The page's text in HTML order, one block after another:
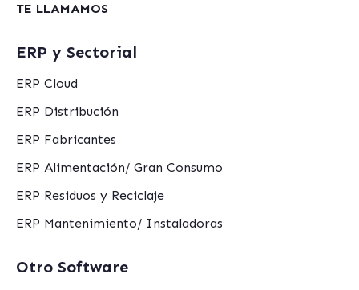
TE LLAMAMOS
ERP y Sectorial
ERP Cloud
ERP Distribución
ERP Fabricantes
ERP Alimentación/ Gran Consumo
ERP Residuos y Reciclaje
ERP Mantenimiento/ Instaladoras
Otro Software